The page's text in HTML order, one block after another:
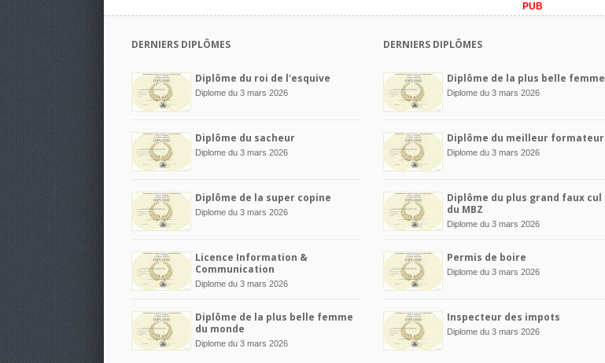
PUB
DERNIERS DIPLÔMES
Diplôme du roi de l'esquive
Diplome du 3 mars 2026
Diplôme du sacheur
Diplome du 3 mars 2026
Diplôme de la super copine
Diplome du 3 mars 2026
Licence Information &
Communication
Diplome du 3 mars 2026
Diplôme de la plus belle femme
du monde
Diplome du 3 mars 2026
DERNIERS DIPLÔMES
Diplôme de la plus belle femme
Diplome du 3 mars 2026
Diplôme du meilleur formateur
Diplome du 3 mars 2026
Diplôme du plus grand faux cul
du MBZ
Diplome du 3 mars 2026
Permis de boire
Diplome du 3 mars 2026
Inspecteur des impots
Diplome du 3 mars 2026